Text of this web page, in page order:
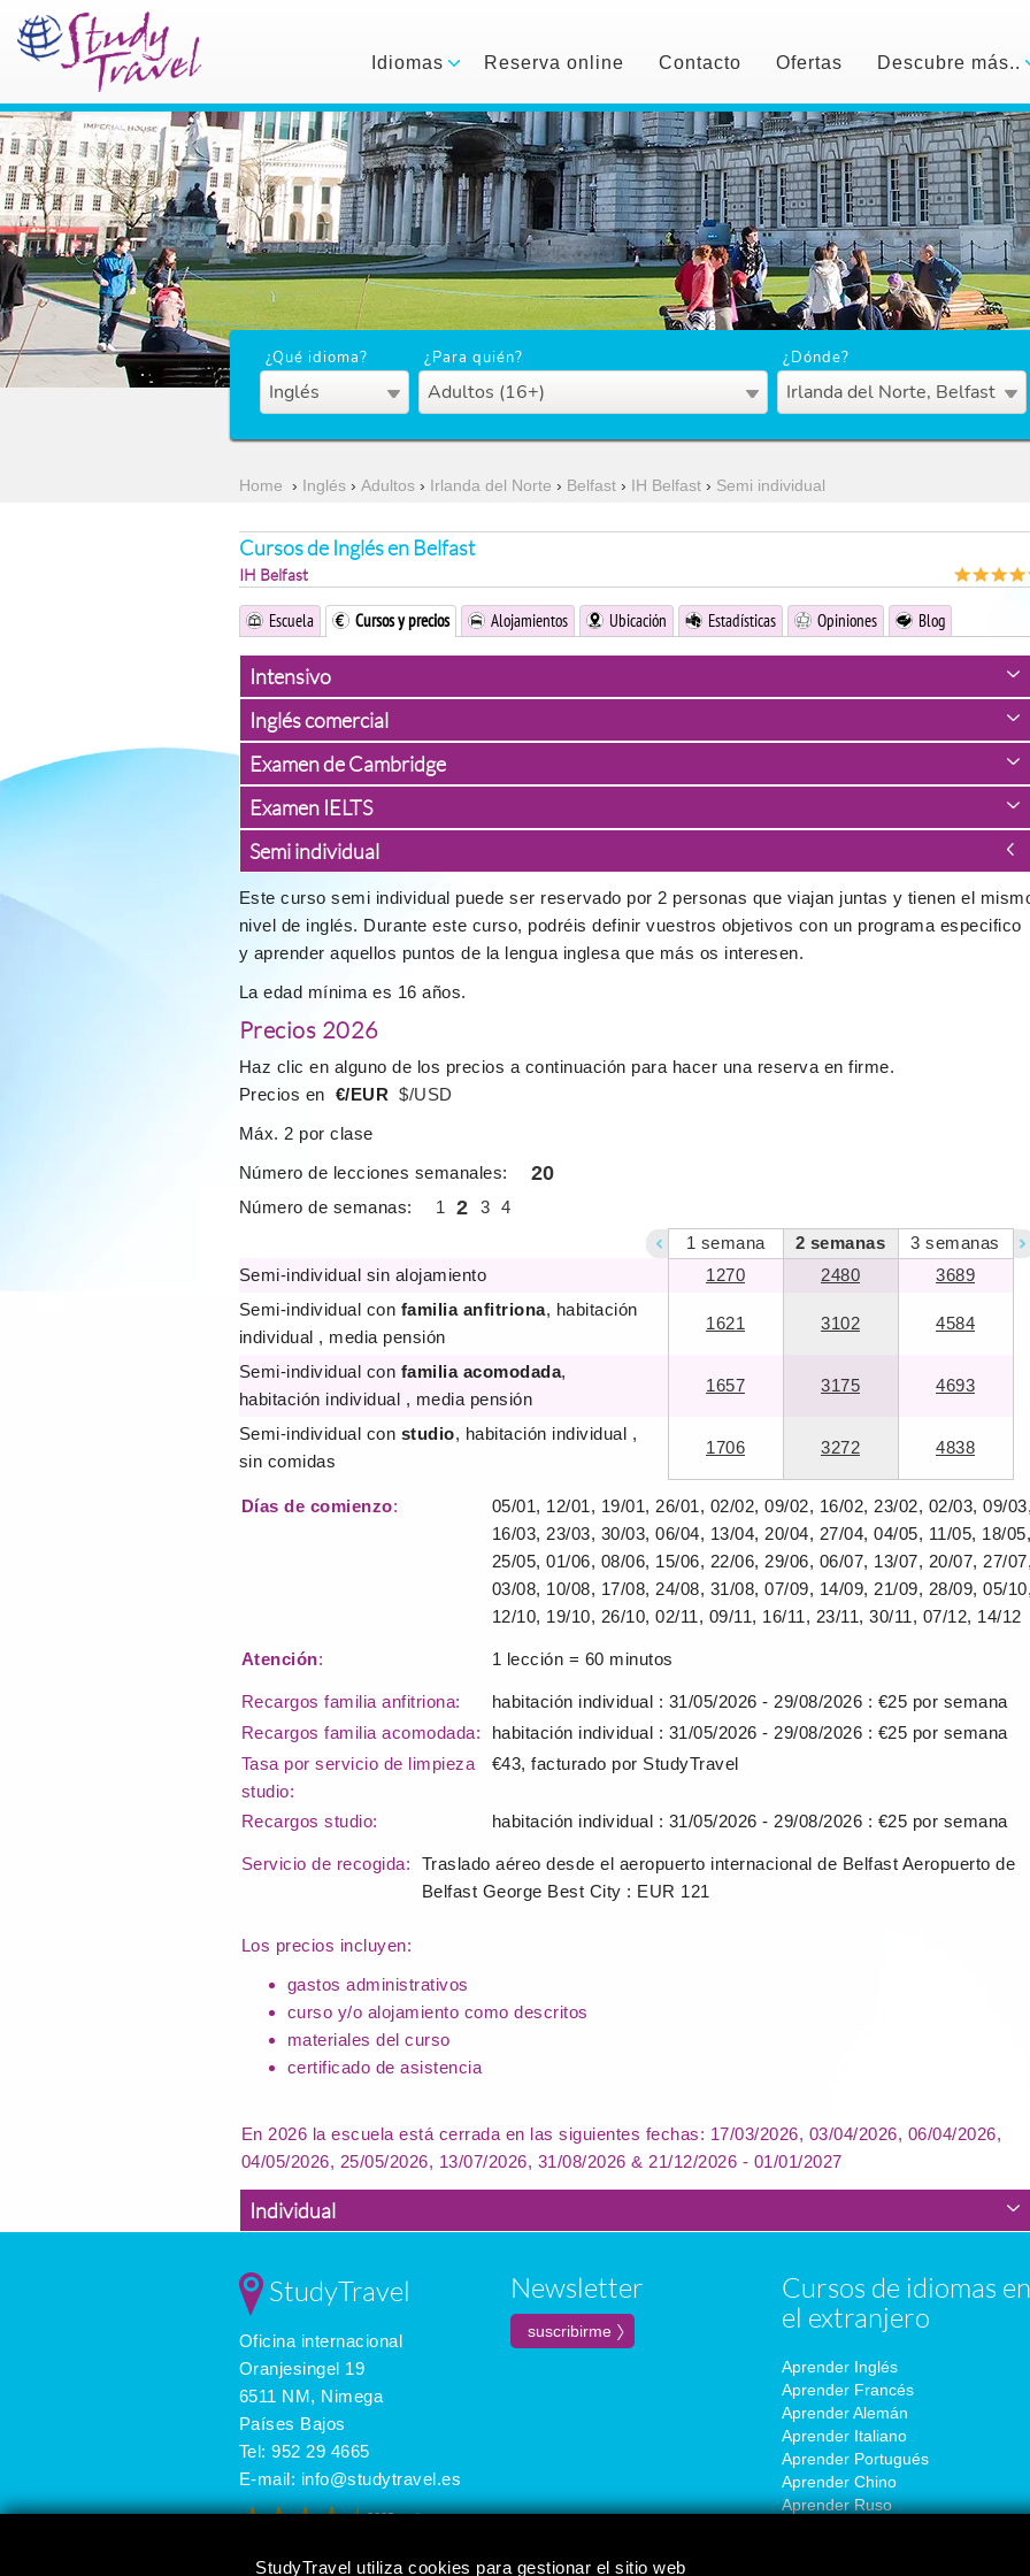
Idiomas Reserva online Contacto Ofertas Descubre más..
¿Qué idioma?
Inglés
¿Para quién?
Adultos (16+)
¿Dónde?
Irlanda del Norte, Belfast
Home › Inglés› Adultos› Irlanda del Norte › Belfast› IH Belfast› Semi individual
Cursos de Inglés en Belfast
IH Belfast
Escuela Cursos y precios Alojamientos Ubicación Estadísticas Opiniones Blog
Intensivo
Inglés comercial
Examen de Cambridge
Examen IELTS
Semi individual
Este curso semi individual puede ser reservado por 2 personas que viajan juntas y tienen el
nivel de inglés. Durante este curso, podréis definir vuestros objetivos con un programa especifico
y aprender aquellos puntos de la lengua inglesa que más os interesen.
La edad mínima es 16 años.
Precios 2026
Haz clic en alguno de los precios a continuación para hacer una reserva en firme.
Precios en €/EUR $/USD
Máx. 2 por clase
Número de lecciones semanales:
20
Número de semanas: 1 2 3 4
1 semana 2 semanas 3 semanas
Semi-individual sin alojamiento
1270 2480
3689
Semi-individual con familia anfitriona, habitación
individual , media pensión
1621 3102 4584
Semi-individual con familia acomodada,
habitación individual , media pensión
1657 3175 4693
Semi-individual con studio, habitación individual ,
sin comidas
1706 3272 4838
Días de comienzo:
05/01, 12/01, 19/01, 26/01, 02/02, 09/02, 16/02, 23/02, 02/03, 09/
16/03, 23/03, 30/03, 06/04, 13/04, 20/04, 27/04, 04/05, 11/05, 18/05,
25/05, 01/06, 08/06, 15/06, 22/06, 29/06, 06/07, 13/07, 20/07, 27/
03/08, 10/08, 17/08, 24/08, 31/08, 07/09, 14/09, 21/09, 28/09, 05/
12/10, 19/10, 26/10, 02/11, 09/11, 16/11, 23/11, 30/11, 07/12, 14/12
Atención: 1 lección = 60 minutos
Recargos familia anfitriona:
habitación individual : 31/05/2026 - 29/08/2026 : €25 por semana
Recargos familia acomodada:
habitación individual : 31/05/2026 - 29/08/2026 : €25 por semana
Tasa por servicio de limpieza
studio:
€43, facturado por StudyTravel
Recargos studio: habitación individual : 31/05/2026 - 29/08/2026 : €25 por semana
Servicio de recogida: Traslado aéreo desde el aeropuerto internacional de Belfast Aeropuerto de
Belfast George Best City : EUR 121
Los precios incluyen:
gastos administrativos
curso y/o alojamiento como descritos
materiales del curso
certificado de asistencia
En 2026 la escuela está cerrada en las siguientes fechas: 17/03/2026, 03/04/2026, 06/04/2026,
04/05/2026, 25/05/2026, 13/07/2026, 31/08/2026 & 21/12/2026 - 01/01/2027
Individual
StudyTravel utiliza cookies para gestionar el sitio web
StudyTravel
Oficina internacional
Oranjesingel 19
6511 NM, Nimega
Países Bajos
Tel: 952 29 4665
E-mail: info@studytravel.es
3625 reviews
Newsletter
Cursos de idiomas en
el extranjero
Aprender Inglés
Aprender Francés
Aprender Alemán
Aprender Italiano
Aprender Portugués
Aprender Chino
Aprender Ruso